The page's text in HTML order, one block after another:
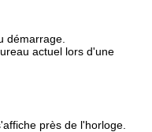
démarrage.
actuel lors d'une
près de l'horloge.